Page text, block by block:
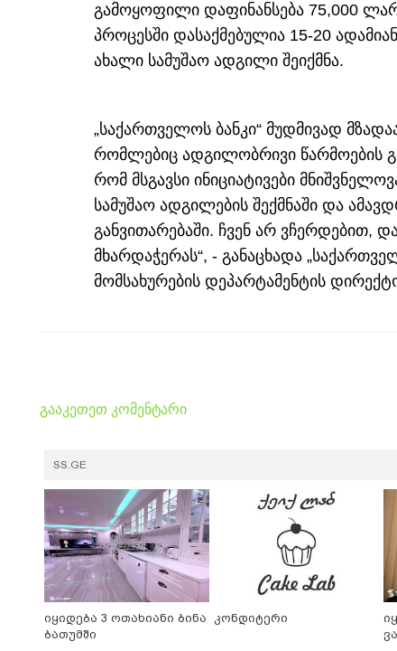
გამოყოფილი დაფინანსება 75,000
პროცესში დასაქმებულია 15-20
ახალი სამუშაო ადგილი შეიქმნა.
„საქართველოს ბანკი“ მუდმივად
რომლებიც ადგილობრივი წარმოების
რომ მსგავსი ინიციატივები
სამუშაო ადგილების შექმნაში და
განვითარებაში. ჩვენ არ ვჩერდებით,
მხარდაჭერას“, - განაცხადა
მომსახურების დეპარტამენტის
გააკეთეთ კომენტარი
SS.GE
იყიდება 3 ოთახიანი ბინა
ბათუმში
კონდიტერი